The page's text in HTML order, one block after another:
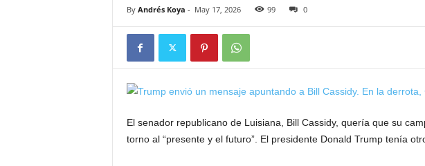
By Andrés Koya - May 17, 2026 99 0
El senador republicano de Luisiana, Bill Cassidy, quería que su
torno al “presente y el futuro”. El presidente Donald Trump tenía